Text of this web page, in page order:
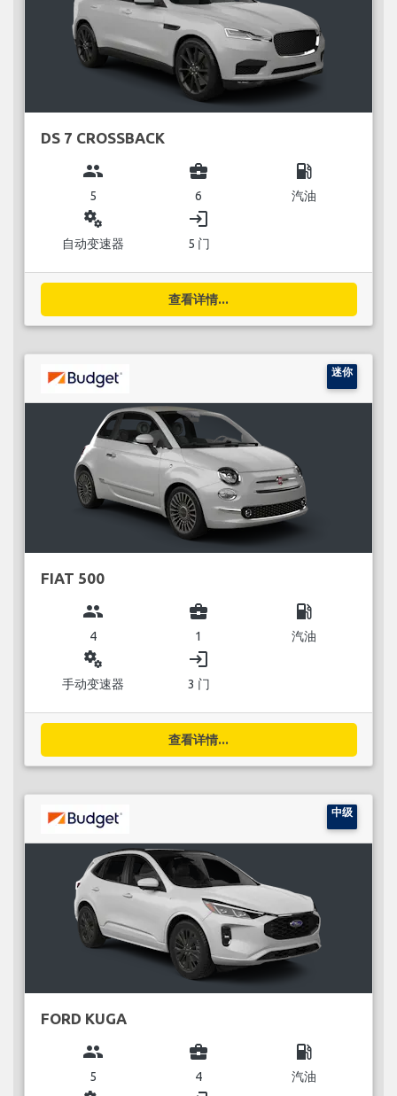
DS 7 CROSSBACK
group
5
business_center
6
local_gas_station
汽油
miscellaneous_services
自动变速器
login
5 门
查看详情...
迷你
FIAT 500
group
4
business_center
1
local_gas_station
汽油
miscellaneous_services
手动变速器
login
3 门
查看详情...
中级
FORD KUGA
group
5
business_center
4
local_gas_station
汽油